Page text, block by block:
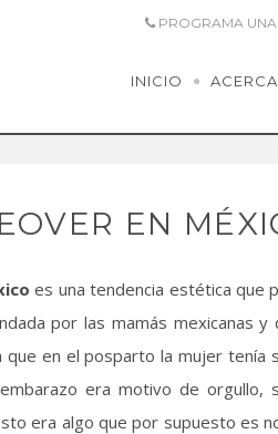
PROGRAMA UNA
INICIO
EN
es una tendencia estética que
por las mamás mexicanas
que en el posparto la mujer tenía
era motivo de orgullo,
era algo que por supuesto es